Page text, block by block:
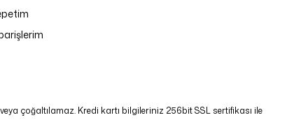
çoğaltılamaz. Kredi kartı bilgileriniz 256bit SSL sertifikası ile